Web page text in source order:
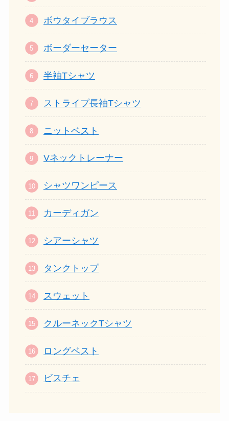
ボウタイブラウス
ボーダーセーター
半袖Tシャツ
ストライプ長袖Tシャツ
ニットベスト
Vネックトレーナー
シャツワンピース
カーディガン
シアーシャツ
タンクトップ
スウェット
クルーネックTシャツ
ロングベスト
ビスチェ